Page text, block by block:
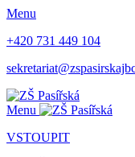
Menu
+420 731 449 104
Menu
VSTOUPIT